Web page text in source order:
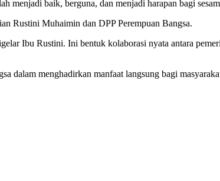
menjadi baik, berguna, dan menjadi harapan bagi
Rustini Muhaimin dan DPP Perempuan Bangsa.
Ibu Rustini. Ini bentuk kolaborasi nyata antara
dalam menghadirkan manfaat langsung bagi